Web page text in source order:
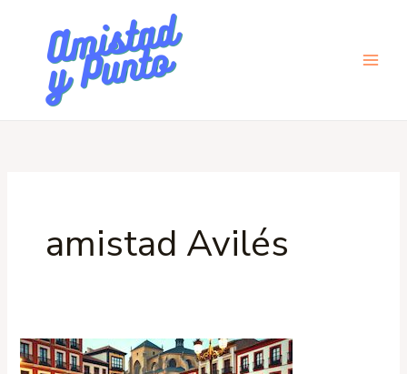
contenido
amistad Avilés